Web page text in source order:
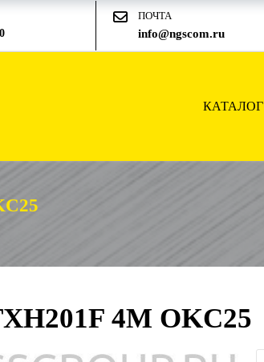
ПОЧТА
info@ngscom.ru
КАТАЛОГ
4M OKC25